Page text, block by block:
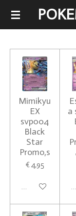
Ga
de
hoofdinhoud
Mimikyu
EX
svp004
Black
Star
Promo,s
€ 4,95
In winkelwagen
a